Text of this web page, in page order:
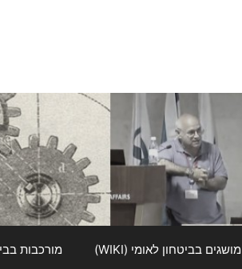
מושגים בביטחון לאומי (WIKI) מורכבות